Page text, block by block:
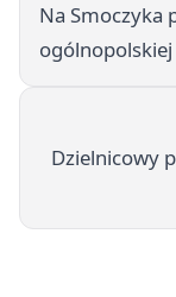
Na Smoczyka
Dzielnicowy